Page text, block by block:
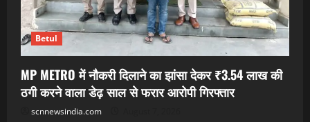
Betul
MP METRO में नौकरी दिलाने का झांसा देकर ₹3.54 लाख की
ठगी करने वाला डेढ़ साल से फरार आरोपी गिरफ्तार
scnnewsindia.com